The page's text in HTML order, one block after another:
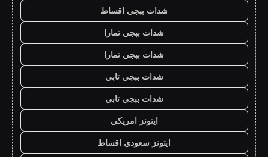
شدات ببجي اقساط
شدات ببجي تمارا
شدات ببجي تمارا
شدات ببجي تابي
شدات ببجي تابي
ايتونز امريكي
ايتونز سعودي اقساط